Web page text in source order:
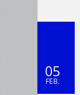
05
FEB.